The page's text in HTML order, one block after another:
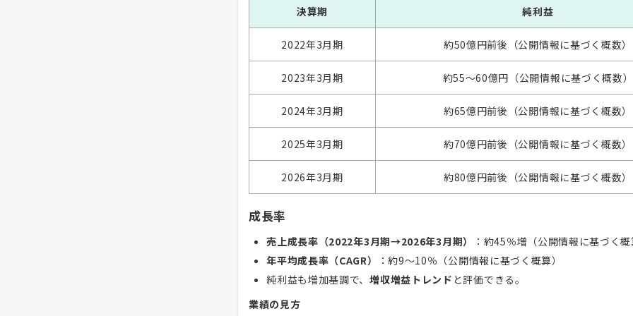
決算期 純利益
2022年3月期 約50億円前後（公開情報に基づく概数）
2023年3月期 約55〜60億円（公開情報に基づく概数）
2024年3月期 約65億円前後（公開情報に基づく概数）
2025年3月期 約70億円前後（公開情報に基づく概数）
2026年3月期 約80億円前後（公開情報に基づく概数）
成長率
売上成長率（2022年3月期→2026年3月期）
：約45％増（公開情報に基づく
年平均成長率（CAGR）
：約9〜10％（公開情報に基づく概算）
純利益も増加基調で、増収増益トレンド と評価できる。
業績の見方